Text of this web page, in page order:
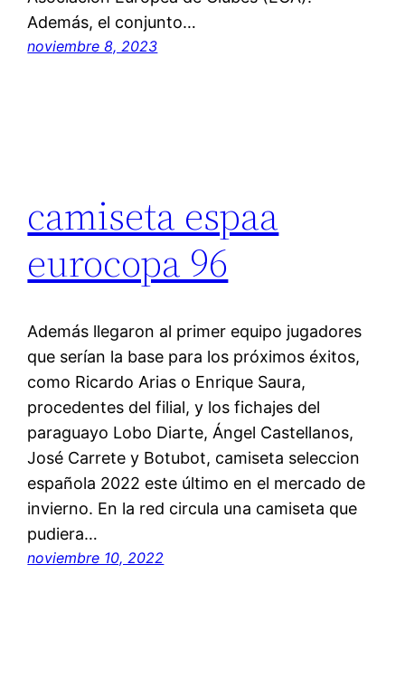
Además, el conjunto…
noviembre 8, 2023
camiseta espaa
eurocopa 96
Además llegaron al primer equipo jugadores
que serían la base para los próximos éxitos,
como Ricardo Arias o Enrique Saura,
procedentes del filial, y los fichajes del
paraguayo Lobo Diarte, Ángel Castellanos,
José Carrete y Botubot, camiseta seleccion
española 2022 este último en el mercado de
invierno. En la red circula una camiseta que
pudiera…
noviembre 10, 2022